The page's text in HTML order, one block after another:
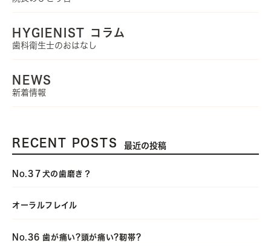
HYGIENIST コラム
歯科衛生士のおはなし
NEWS
新着情報
RECENT POSTS 最近の投稿
No.3７犬の歯磨き？
オーラルフレイル
No.36 歯が痛い?頭が痛い?靭帯?